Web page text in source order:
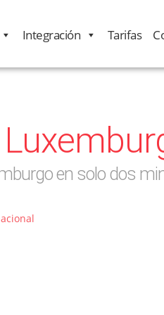
Integración Tarifas
en solo dos